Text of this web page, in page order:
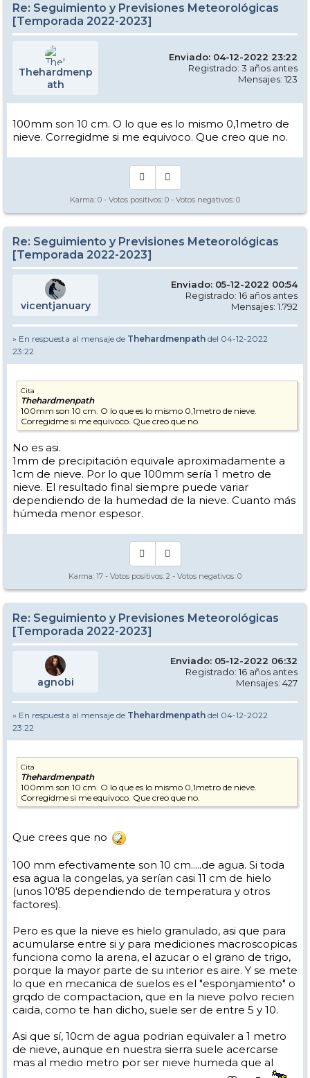
Re: Seguimiento y Previsiones Meteorológicas
[Temporada 2022-2023]
Thehardmenp
ath
Enviado: 04-12-2022 23:22
Registrado: 3 años antes
Mensajes: 123
100mm son 10 cm. O lo que es lo mismo 0,1metro de
nieve. Corregidme si me equivoco. Que creo que no.
Karma: 0 - Votos positivos: 0 - Votos negativos: 0
Re: Seguimiento y Previsiones Meteorológicas
[Temporada 2022-2023]
vicentjanuary
Enviado: 05-12-2022 00:54
Registrado: 16 años antes
Mensajes: 1.792
» En respuesta al mensaje de Thehardmenpath del 04-12-2022
23:22
Cita
Thehardmenpath
100mm son 10 cm. O lo que es lo mismo 0,1metro de nieve.
Corregidme si me equivoco. Que creo que no.
No es asi.
1mm de precipitación equivale aproximadamente a
1cm de nieve. Por lo que 100mm sería 1 metro de
nieve. El resultado final siempre puede variar
dependiendo de la humedad de la nieve. Cuanto más
húmeda menor espesor.
Karma: 17 - Votos positivos: 2 - Votos negativos: 0
Re: Seguimiento y Previsiones Meteorológicas
[Temporada 2022-2023]
agnobi
Enviado: 05-12-2022 06:32
Registrado: 16 años antes
Mensajes: 427
» En respuesta al mensaje de Thehardmenpath del 04-12-2022
23:22
Cita
Thehardmenpath
100mm son 10 cm. O lo que es lo mismo 0,1metro de nieve.
Corregidme si me equivoco. Que creo que no.
Que crees que no
100 mm efectivamente son 10 cm.....de agua. Si toda
esa agua la congelas, ya serían casi 11 cm de hielo
(unos 10'85 dependiendo de temperatura y otros
factores).
Pero es que la nieve es hielo granulado, asi que para
acumularse entre si y para mediciones macroscopicas
funciona como la arena, el azucar o el grano de trigo,
porque la mayor parte de su interior es aire. Y se mete
lo que en mecanica de suelos es el "esponjamiento" o
grqdo de compactacion, que en la nieve polvo recien
caida, como te han dicho, suele ser de entre 5 y 10.
Asi que sí, 10cm de agua podrian equivaler a 1 metro
de nieve, aunque en nuestra sierra suele acercarse
mas al medio metro por ser nieve humeda que al